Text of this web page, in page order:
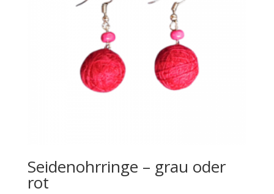
Seidenohrringe – grau oder
rot